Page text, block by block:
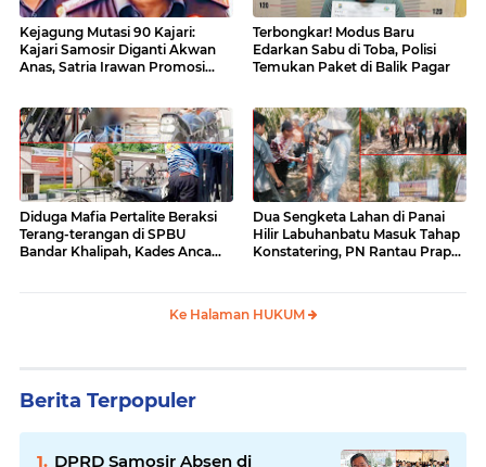
Kejagung Mutasi 90 Kajari:
Kajari Samosir Diganti Akwan
Anas, Satria Irawan Promosi
Terbongkar! Modus Baru
Edarkan Sabu di Toba, Polisi
Temukan Paket di Balik Pagar
Diduga Mafia Pertalite Beraksi
Terang-terangan di SPBU
Bandar Khalipah, Kades Ancam
Dua Sengketa Lahan di Panai
Hilir Labuhanbatu Masuk Tahap
Konstatering, PN Rantau Prapat
Ke Halaman HUKUM
Berita Terpopuler
DPRD Samosir Absen di